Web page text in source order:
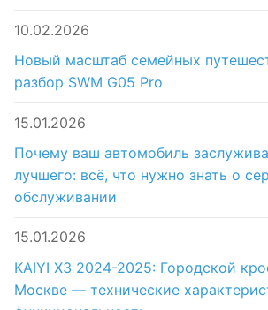
10.02.2026
Новый масштаб семейных
разбор SWM G05 Pro
15.01.2026
Почему ваш автомобиль
лучшего: всё, что нужно знать о
обслуживании
15.01.2026
KAIYI X3 2024-2025: Городской
Москве — технические